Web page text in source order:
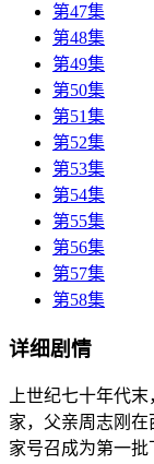
第47集
第48集
第49集
第50集
第51集
第52集
第53集
第54集
第55集
第56集
第57集
第58集
详细剧情
上世纪七十年代
家，父亲周志刚在
家号召成为第一